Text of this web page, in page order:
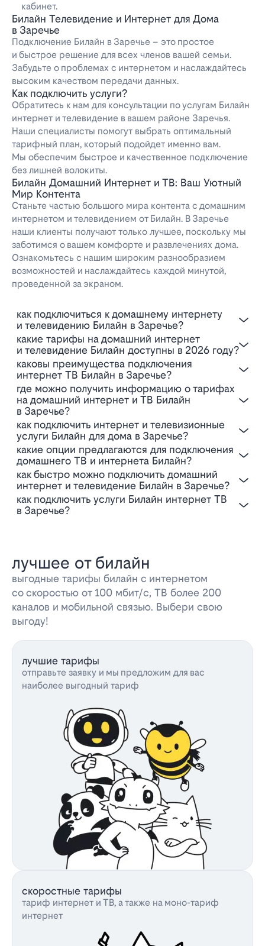
кабинет.
Билайн Телевидение и Интернет для Дома
в Заречье
Подключение Билайн в Заречье – это простое
и быстрое решение для всех членов вашей семьи.
Забудьте о проблемах с интернетом и наслаждайтесь
высоким качеством передачи данных.
Как подключить услуги?
Обратитесь к нам для консультации по услугам Билайн
интернет и телевидение в вашем районе Заречья.
Наши специалисты помогут выбрать оптимальный
тарифный план, который подойдет именно вам.
Мы обеспечим быстрое и качественное подключение
без лишней волокиты.
Билайн Домашний Интернет и ТВ: Ваш Уютный
Мир Контента
Станьте частью большого мира контента с домашним
интернетом и телевидением от Билайн. В Заречье
наши клиенты получают только лучшее, поскольку мы
заботимся о вашем комфорте и развлечениях дома.
Ознакомьтесь с нашим широким разнообразием
возможностей и наслаждайтесь каждой минутой,
проведенной за экраном.
Как подключиться к домашнему интернету
и телевидению Билайн в Заречье?
Какие тарифы на домашний интернет
и телевидение Билайн доступны в 2026 году?
Каковы преимущества подключения
интернет ТВ Билайн в Заречье?
Где можно получить информацию о тарифах
на домашний интернет и ТВ Билайн
в Заречье?
Как подключить интернет и телевизионные
услуги Билайн для дома в Заречье?
Какие опции предлагаются для подключения
домашнего ТВ и интернета Билайн?
Как быстро можно подключить домашний
интернет и телевидение Билайн в Заречье?
Как подключить услуги Билайн интернет ТВ
в Заречье?
лучшее от билайн
выгодные тарифы билайн с интернетом
со скоростью от 100 мбит/с, ТВ более 200
каналов и мобильной связью. Выбери свою
выгоду!
лучшие тарифы
отправьте заявку и мы предложим для вас
наиболее выгодный тариф
скоростные тарифы
тариф интернет и ТВ, а также на моно-тариф
интернет